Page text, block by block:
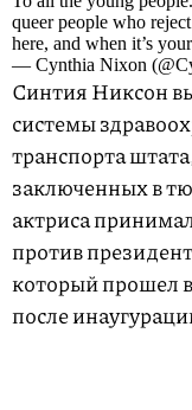
queer people who
here, and when it’s
— Cynthia Nixon
Синтия Никсон
системы
транспорта
заключенных в
актриса
против
который прошел
после